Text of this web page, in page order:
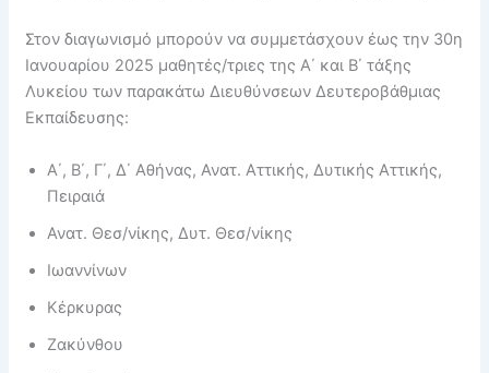
Στον διαγωνισμό μπορούν να συμμετάσχουν έως την 30η
Ιανουαρίου 2025 μαθητές/τριες της Α΄ και Β΄ τάξης
Λυκείου των παρακάτω Διευθύνσεων Δευτεροβάθμιας
Εκπαίδευσης:
Α΄, Β΄, Γ΄, Δ΄ Αθήνας, Ανατ. Αττικής, Δυτικής Αττικής,
Πειραιά
Ανατ. Θεσ/νίκης, Δυτ. Θεσ/νίκης
Ιωαννίνων
Κέρκυρας
Ζακύνθου